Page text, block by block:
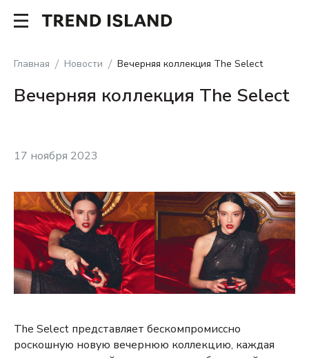
Главная Новости Вечерняя коллекция The Select
Вечерняя коллекция The Select
17 ноября 2023
The Select представляет бескомпромиссно
роскошную новую вечернюю коллекцию, каждая